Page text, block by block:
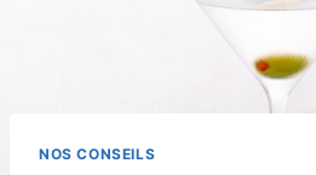
NOS CONSEILS